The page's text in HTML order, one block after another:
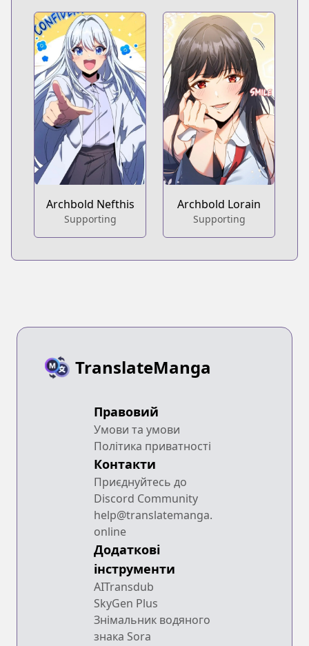
Archbold Nefthis
Supporting
Archbold Lorain
Supporting
TranslateManga
Правовий
Умови та умови
Політика приватності
Контакти
Приєднуйтесь до
Discord Community
help@translatemanga.
online
Додаткові
інструменти
AITransdub
SkyGen Plus
Знімальник водяного
знака Sora